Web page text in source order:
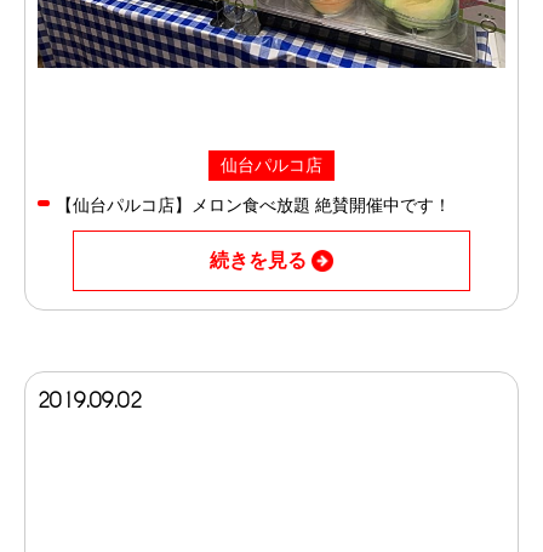
仙台パルコ店
【仙台パルコ店】メロン食べ放題 絶賛開催中です！
続きを見る
2019.09.02